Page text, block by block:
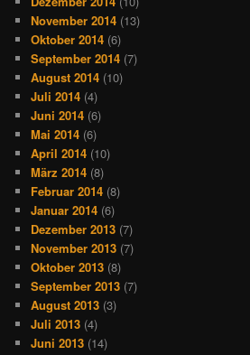
November 2014 (13)
Oktober 2014 (6)
September 2014 (7)
August 2014 (10)
Juli 2014 (4)
Juni 2014 (6)
Mai 2014 (6)
April 2014 (10)
März 2014 (8)
Februar 2014 (8)
Januar 2014 (6)
Dezember 2013 (7)
November 2013 (7)
Oktober 2013 (8)
September 2013 (7)
August 2013 (3)
Juli 2013 (4)
Juni 2013 (14)